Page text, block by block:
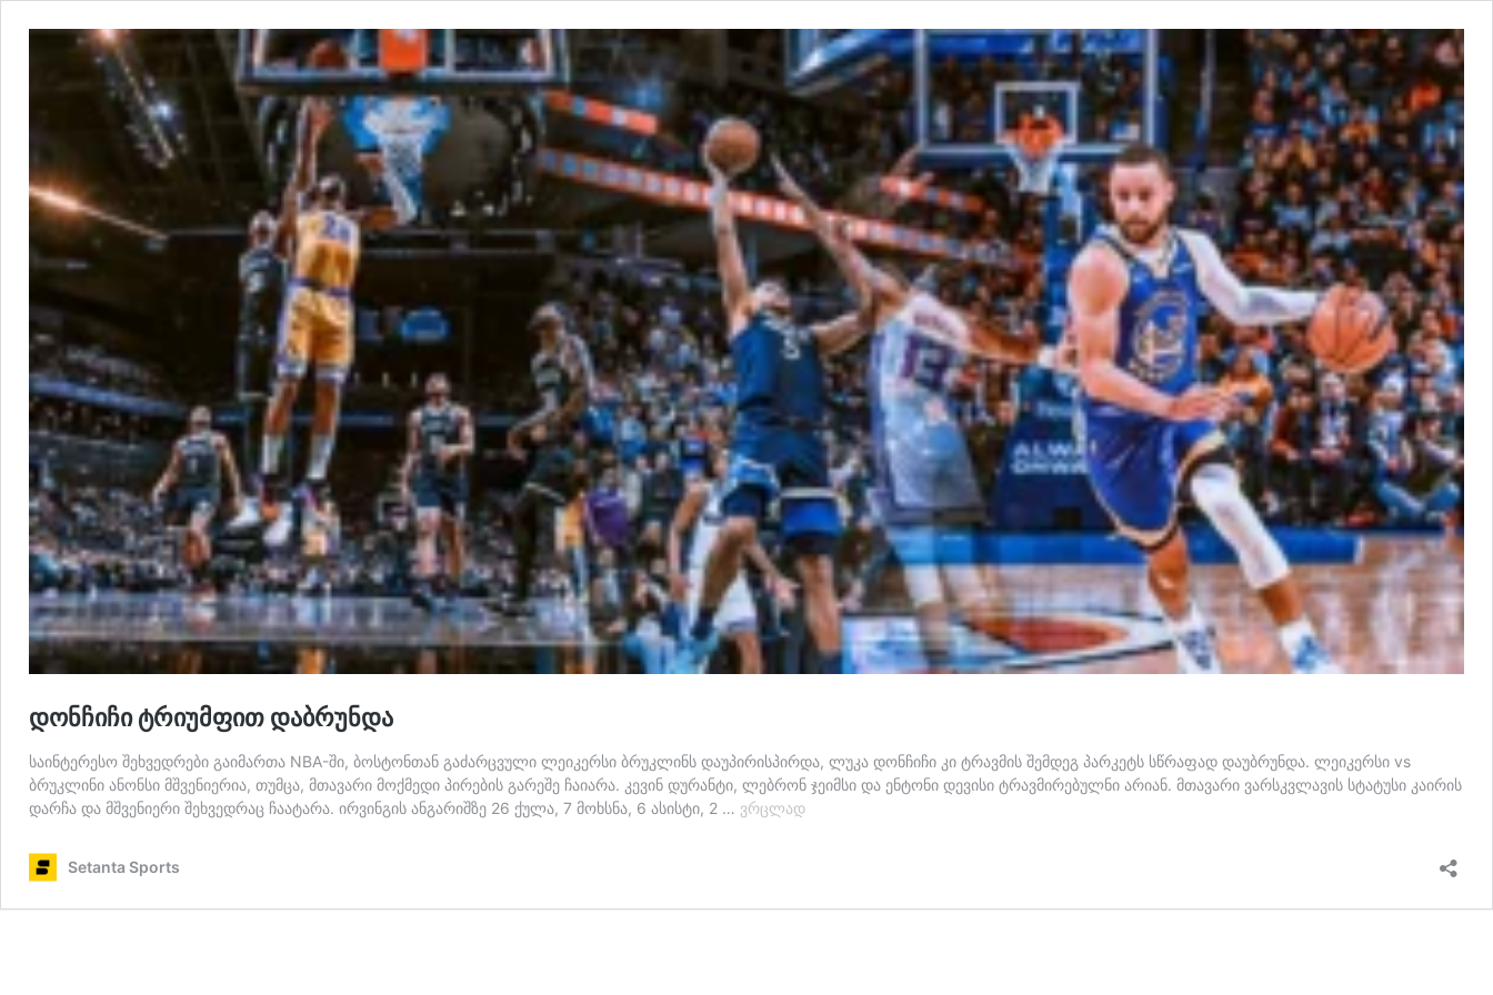
დონჩიჩი ტრიუმფით დაბრუნდა
საინტერესო შეხვედრები გაიმართა NBA-ში, ბოსტონთან გაძარცვული ლეიკერსი ბრუკლინს დაუპირისპირდა, ლუკა დონჩიჩი კი ტრავმის შემდეგ პარკეტს სწრაფად დაუბრუნდა. ლეიკერსი vs
ბრუკლინი ანონსი მშვენიერია, თუმცა, მთავარი მოქმედი პირების გარეშე ჩაიარა. კევინ დურანტი, ლებრონ ჯეიმსი და ენტონი დევისი ტრავმირებულნი არიან. მთავარი ვარსკვლავის სტატუსი კაირის
დარჩა და მშვენიერი შეხვედრაც ჩაატარა. ირვინგის ანგარიშზე 26 ქულა, 7 მოხსნა, 6 ასისტი, 2 … ვრცლადდონჩიჩი
Setanta Sports